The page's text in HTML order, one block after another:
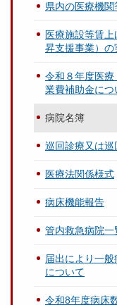
県内の医療機
医療施設等賃
昇支援事業）
令和８年度医
業費補助金につ
病院名簿
巡回診療又は
医療法関係様式
病床機能報告
管内救急病院一
届出により一般
について
令和8年度病床